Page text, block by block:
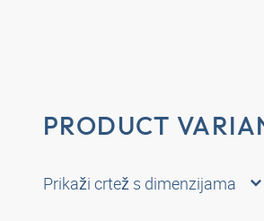
PRODUCT
Prikaži crtež s dimenzijama